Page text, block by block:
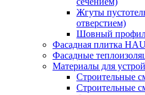
Жгуты
отверстием)
Шовный
Фасадная плитка
Фасадные
Материалы для
Строительные
Строительные